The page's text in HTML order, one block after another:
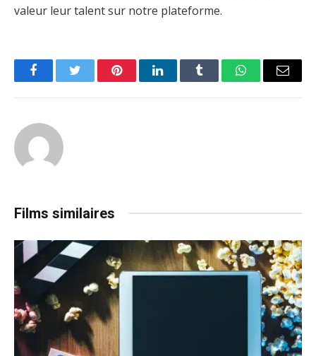
valeur leur talent sur notre plateforme.
FacebookTwitter PinterestLinkedInTumblr WhatsAppEmail
Films similaires